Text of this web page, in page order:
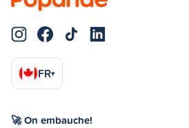
FR▾
🚀 On embauche!